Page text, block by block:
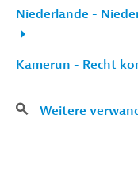
Niederlande -
Kamerun - Recht
Weitere